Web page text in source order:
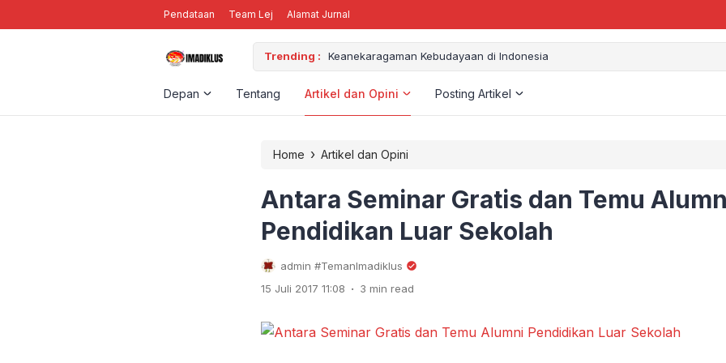
Pendataan Team Lej Alamat Jurnal
Trending : Keanekaragaman Kebudayaan di Indonesia
Depan Tentang Artikel dan Opini Posting Artikel
Home › Artikel dan Opini
Antara Seminar Gratis dan Temu
Pendidikan Luar Sekolah
admin #TemanImadiklus
15 Juli 2017 11:08 . 3 min read